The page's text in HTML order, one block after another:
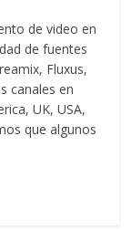
de video en
de fuentes
Fluxus,
canales en
UK, USA,
que algunos